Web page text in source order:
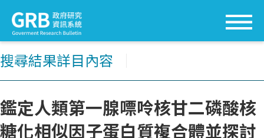
搜尋結果詳目內容
鑑定人類第一腺嘌呤核甘二磷酸核
糖化相似因子蛋白質複合體並探討